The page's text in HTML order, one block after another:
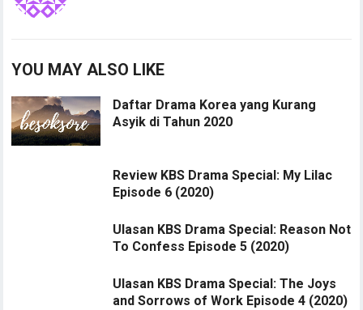
YOU MAY ALSO LIKE
Daftar Drama Korea yang Kurang
Asyik di Tahun 2020
Review KBS Drama Special: My Lilac
Episode 6 (2020)
Ulasan KBS Drama Special: Reason Not
To Confess Episode 5 (2020)
Ulasan KBS Drama Special: The Joys
and Sorrows of Work Episode 4 (2020)